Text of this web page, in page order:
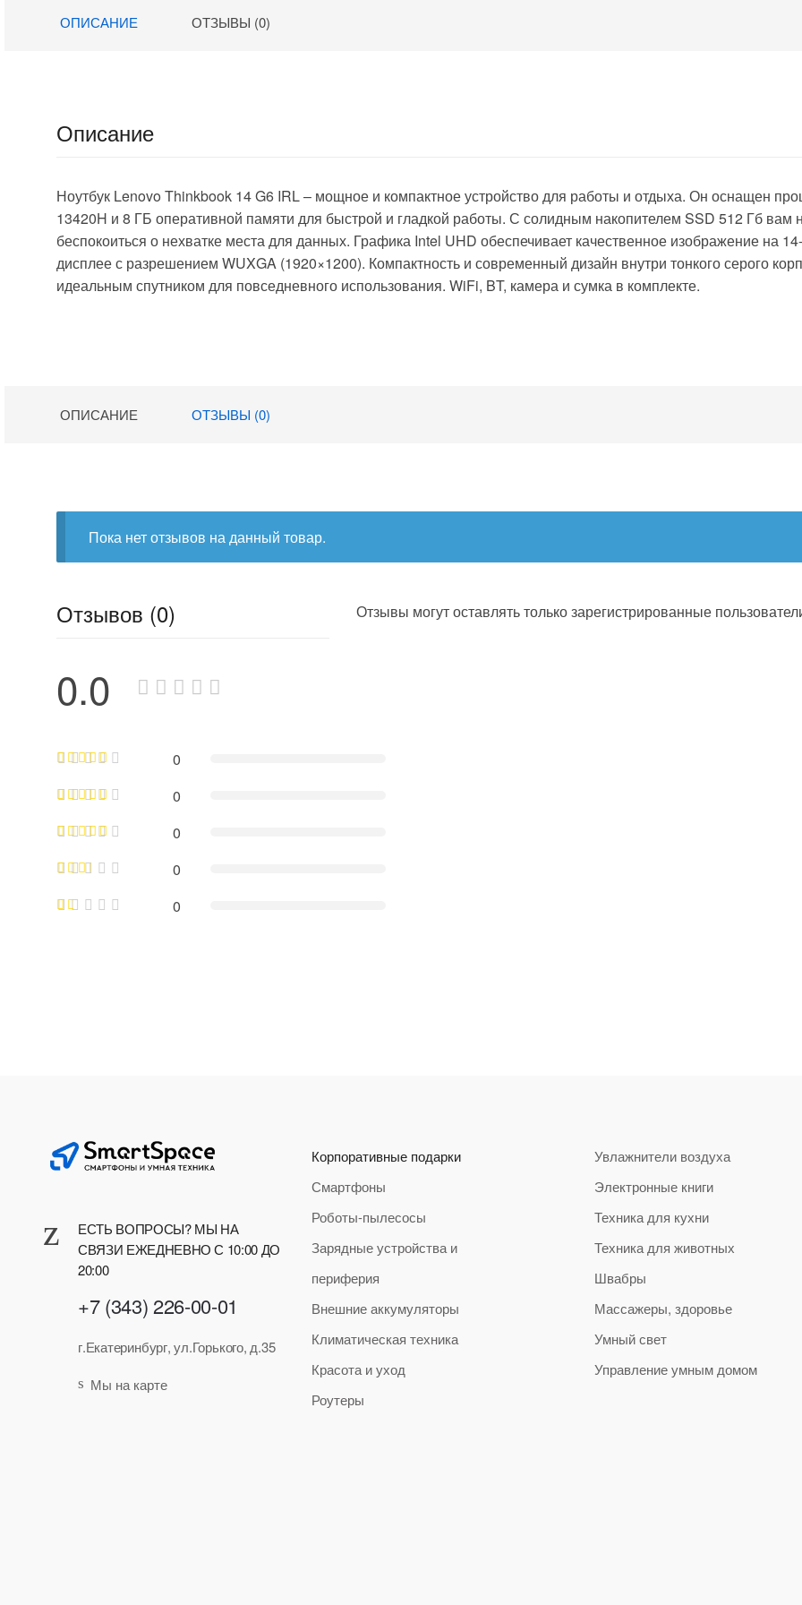
14″ IPS FHD
Radeon
ОПИСАНИЕ ОТЗЫВЫ (0)
Описание
Ноутбук Lenovo Thinkbook 14 G6 IRL – мощное и компактное устройство для работы и отдыха. Он оснащен
13420H и 8 ГБ оперативной памяти для быстрой и гладкой работы. С солидным накопителем SSD 512 Гб вам
беспокоиться о нехватке места для данных. Графика Intel UHD обеспечивает качественное изображение на
дисплее с разрешением WUXGA (1920×1200). Компактность и современный дизайн внутри тонкого серого
идеальным спутником для повседневного использования. WiFi, BT, камера и сумка в комплекте.
ОПИСАНИЕ ОТЗЫВЫ (0)
Пока нет отзывов на данный товар.
Отзывов (0)
0.0
0
0
0
0
0
Отзывы могут оставлять только зарегистрированные
ЕСТЬ ВОПРОСЫ? МЫ НА
СВЯЗИ ЕЖЕДНЕВНО С 10:00 ДО
20:00
+7 (343) 226-00-01
г.Екатеринбург, ул.Горького, д.35
Мы на карте
Корпоративные подарки
Смартфоны
Роботы-пылесосы
Зарядные устройства и
периферия
Внешние аккумуляторы
Климатическая техника
Красота и уход
Роутеры
Увлажнители воздуха
Электронные книги
Техника для кухни
Техника для животных
Швабры
Массажеры, здоровье
Умный свет
Управление умным домом